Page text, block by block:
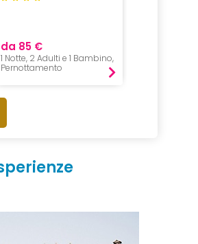
da 85 €
1 Notte, 2 Adulti e 1 Bambino,
Pernottamento